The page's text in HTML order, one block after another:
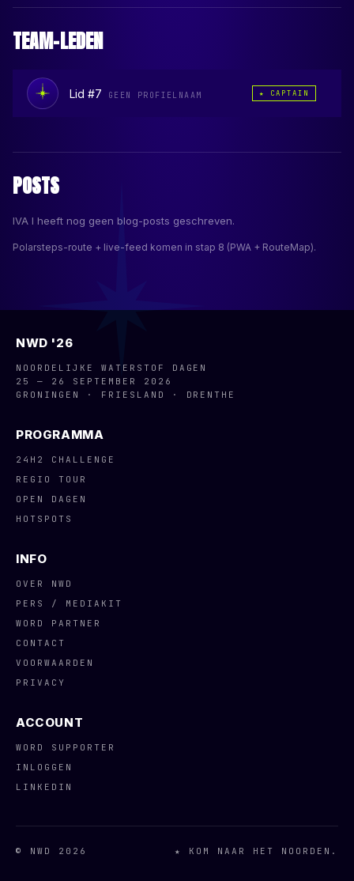
TEAM-LEDEN
Lid #7 GEEN PROFIELNAAM ★ CAPTAIN
POSTS
IVA I heeft nog geen blog-posts geschreven.
Polarsteps-route + live-feed komen in stap 8 (PWA + RouteMap).
NWD '26
NOORDELIJKE WATERSTOF DAGEN
25 — 26 SEPTEMBER 2026
GRONINGEN · FRIESLAND · DRENTHE
PROGRAMMA
24H2 CHALLENGE
REGIO TOUR
OPEN DAGEN
HOTSPOTS
INFO
OVER NWD
PERS / MEDIAKIT
WORD PARTNER
CONTACT
VOORWAARDEN
PRIVACY
ACCOUNT
WORD SUPPORTER
INLOGGEN
LINKEDIN
© NWD 2026 ★ KOM NAAR HET NOORDEN.